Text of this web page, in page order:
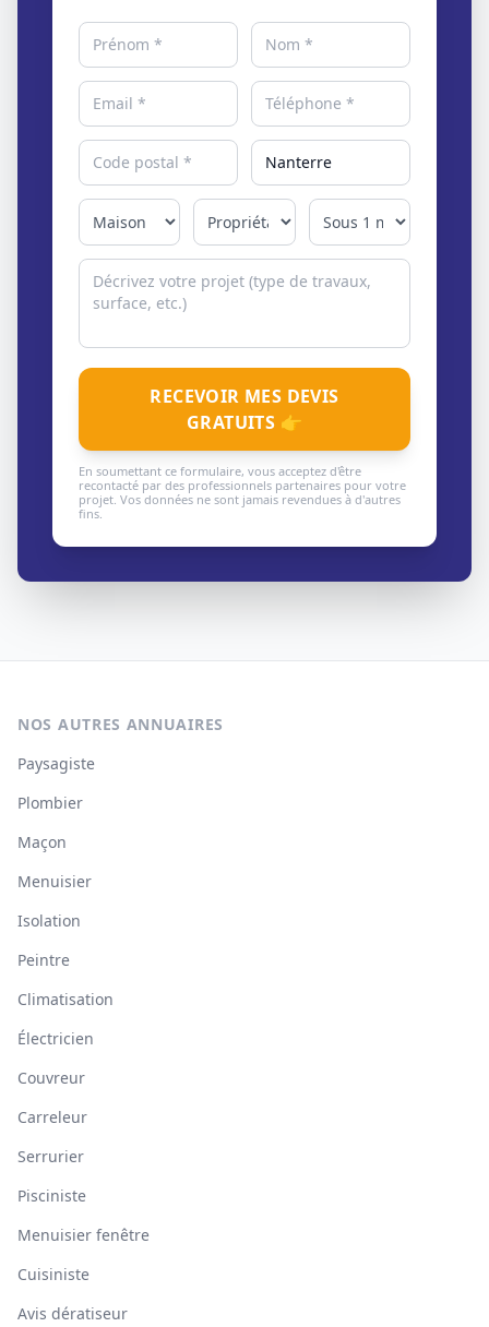
RECEVOIR MES DEVIS
GRATUITS 👉
En soumettant ce formulaire, vous acceptez d'être
recontacté par des professionnels partenaires pour votre
projet. Vos données ne sont jamais revendues à d'autres
fins.
NOS AUTRES ANNUAIRES
Paysagiste
Plombier
Maçon
Menuisier
Isolation
Peintre
Climatisation
Électricien
Couvreur
Carreleur
Serrurier
Pisciniste
Menuisier fenêtre
Cuisiniste
Avis dératiseur